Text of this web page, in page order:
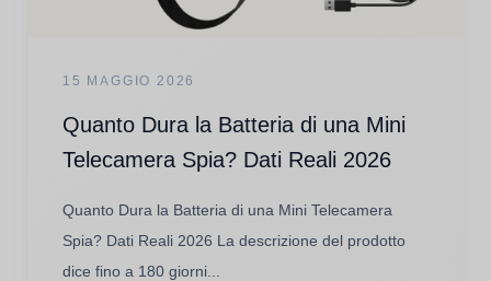
15 MAGGIO 2026
Quanto Dura la Batteria di una Mini
Telecamera Spia? Dati Reali 2026
Quanto Dura la Batteria di una Mini Telecamera
Spia? Dati Reali 2026 La descrizione del prodotto
dice fino a 180 giorni...